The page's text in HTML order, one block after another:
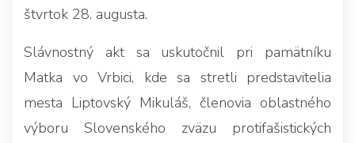
štvrtok 28. augusta.
Slávnostný akt sa uskutočnil pri pamätníku
Matka vo Vrbici, kde sa stretli predstavitelia
mesta Liptovský Mikuláš, členovia oblastného
výboru Slovenského zväzu protifašistických